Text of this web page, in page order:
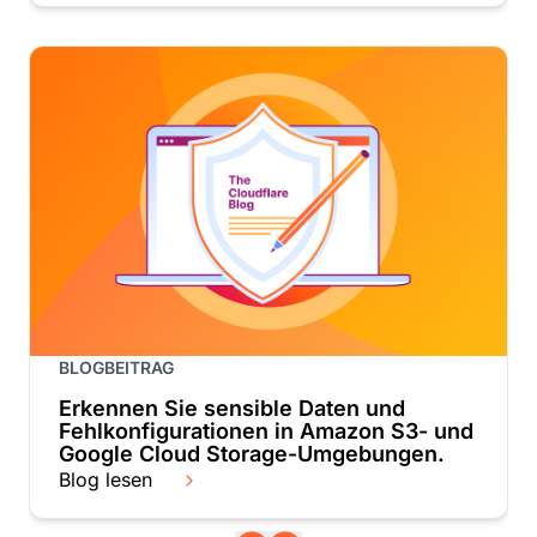
BLOGBEITRAG
Erkennen Sie sensible Daten und
Fehlkonfigurationen in Amazon S3- und
Google Cloud Storage-Umgebungen.
Blog lesen